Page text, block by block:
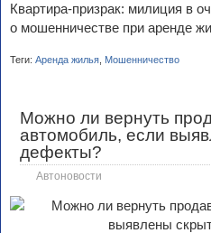
Квартира-призрак: милиция в
о мошенничестве при аренде
Теги: Аренда жилья Мошенничество
Можно ли вернуть
автомобиль, если
дефекты?
Автоновости